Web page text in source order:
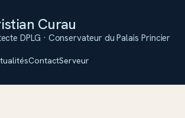
Curau
DPLG · Conservateur du Palais Princier
ContactServeur